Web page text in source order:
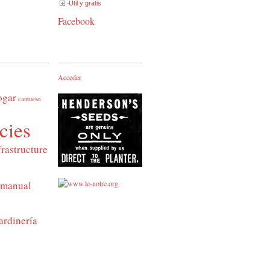
Útil y gratis
Facebook
cantueso
manual
Acceder